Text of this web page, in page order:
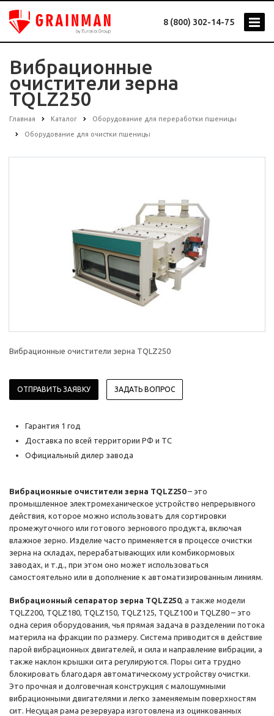
8 (800) 302-14-75
Вибрационные
очистители зерна
TQLZ250
Главная Каталог Оборудование для переработки пшеницы
Оборудование для очистки пшеницы
Вибрационные очистители зерна TQLZ250
ОТПРАВИТЬ ЗАЯВКУ ЗАДАТЬ ВОПРОС
Гарантия 1 год
Доставка по всей территории РФ и ТС
Официальный дилер завода
Вибрационные очистители зерна TQLZ250– это
промышленное электромеханическое устройство непрерывного
действия, которое можно использовать для сортировки
промежуточного или готового зернового продукта, включая
влажное зерно. Изделие часто применяется в процессе очистки
зерна на складах, перерабатывающих или комбикормовых
заводах, и т.д., при этом оно может использоваться
самостоятельно или в дополнение к автоматизированным линиям.
Вибрационный сепаратор зерна TQLZ250, а также модели
TQLZ200, TQLZ180, TQLZ150, TQLZ125, TQLZ100 и TQLZ80 – это
одна серия оборудования, чья прямая задача в разделении потока
материла на фракции по размеру. Система приводится в действие
парой вибрационных двигателей, и сила и направление вибрации, а
также наклон крышки сита регулируются. Поры сита трудно
блокировать благодаря автоматическому устройству очистки.
Это прочная и долговечная конструкция с малошумными
вибрационными двигателями и легко заменяемым поверхностям
сит. Несущая рама резервуара изготовлена ​​из оцинкованных